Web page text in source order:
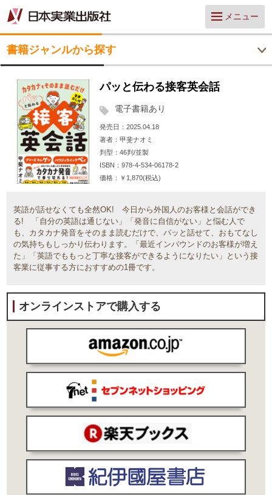
メニュー
書籍ジャンルから探す
パッと伝わる接客英会話
電子書籍あり
発売日
2025.04.18
著者
甲斐ナオミ
判型
46判/並製
ISBN
978-4-534-06178-2
価格
￥1,870(税込)
英語が話せなくても全然OK! 今日から外国人のお客様と会話ができ
る! 「自分の英語は通じない」「発音に自信がない」と悩む人で
も、カタカナ発音をそのまま読むだけで、パッと話せて、おもてなし
の気持ちもしっかり伝わります。「最近インバウンドのお客様が増え
た」「英語でももっと丁寧な接客ができるようになりたい」という接
客業に従事する方におすすめの1冊です。
オンラインストアで購入する